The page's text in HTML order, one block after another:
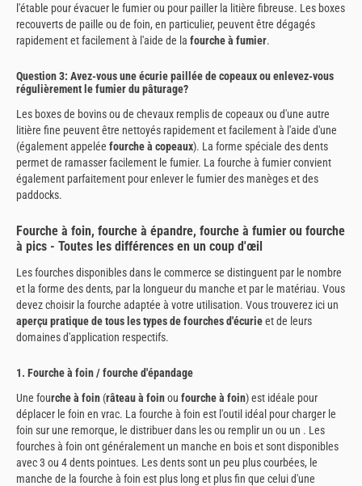
l'étable pour évacuer le fumier ou pour pailler la litière fibreuse. Les boxes
recouverts de paille ou de foin, en particulier, peuvent être dégagés
rapidement et facilement à l'aide de la fourche à fumier.
Question 3: Avez-vous une écurie paillée de copeaux ou enlevez-vous
régulièrement le fumier du pâturage?
Les boxes de bovins ou de chevaux remplis de copeaux ou d'une autre
litière fine peuvent être nettoyés rapidement et facilement à l'aide d'une
(également appelée fourche à copeaux). La forme spéciale des dents
permet de ramasser facilement le fumier. La fourche à fumier convient
également parfaitement pour enlever le fumier des manèges et des
paddocks.
Fourche à foin, fourche à épandre, fourche à fumier ou fourche
à pics - Toutes les différences en un coup d'œil
Les fourches disponibles dans le commerce se distinguent par le nombre
et la forme des dents, par la longueur du manche et par le matériau. Vous
devez choisir la fourche adaptée à votre utilisation. Vous trouverez ici un
aperçu pratique de tous les types de fourches d'écurieet de leurs
domaines d'application respectifs.
1. Fourche à foin / fourche d'épandage
Une fourche à foin (râteau à foinou fourche à foin) est idéale pour
déplacer le foin en vrac. La fourche à foin est l'outil idéal pour charger le
foin sur une remorque, le distribuer dans les ou remplir un ou un . Les
fourches à foin ont généralement un manche en bois et sont disponibles
avec 3 ou 4 dents pointues. Les dents sont un peu plus courbées, le
manche de la fourche à foin est plus long et plus fin que celui d'une